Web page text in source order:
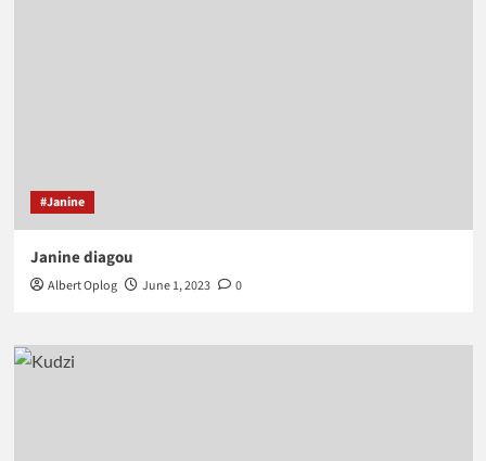
#Janine
Janine diagou
Albert Oplog June 1, 2023 0